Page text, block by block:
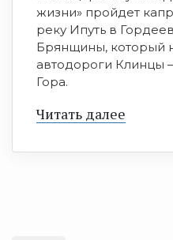
жизни» пройдет
реку Ипуть в
Брянщины, который
автодороги Клинцы
Гора.
Читать далее